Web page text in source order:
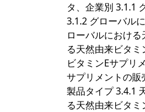
タ、企業別 3.1.1
3.1.2 グローバル
ローバルにおけ
る天然由来ビタ
ビタミンEサプリ
サプリメントの販
製品タイプ 3.4.1
る天然由来ビタミ